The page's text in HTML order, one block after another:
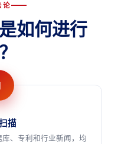
论
如何进行
描
、专利和行业新闻，均